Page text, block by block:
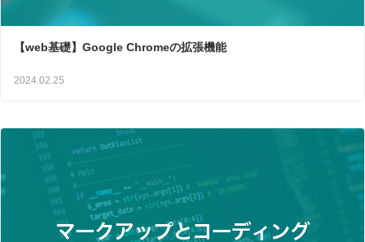
【web基礎】Google Chromeの拡張機能
2024.02.25